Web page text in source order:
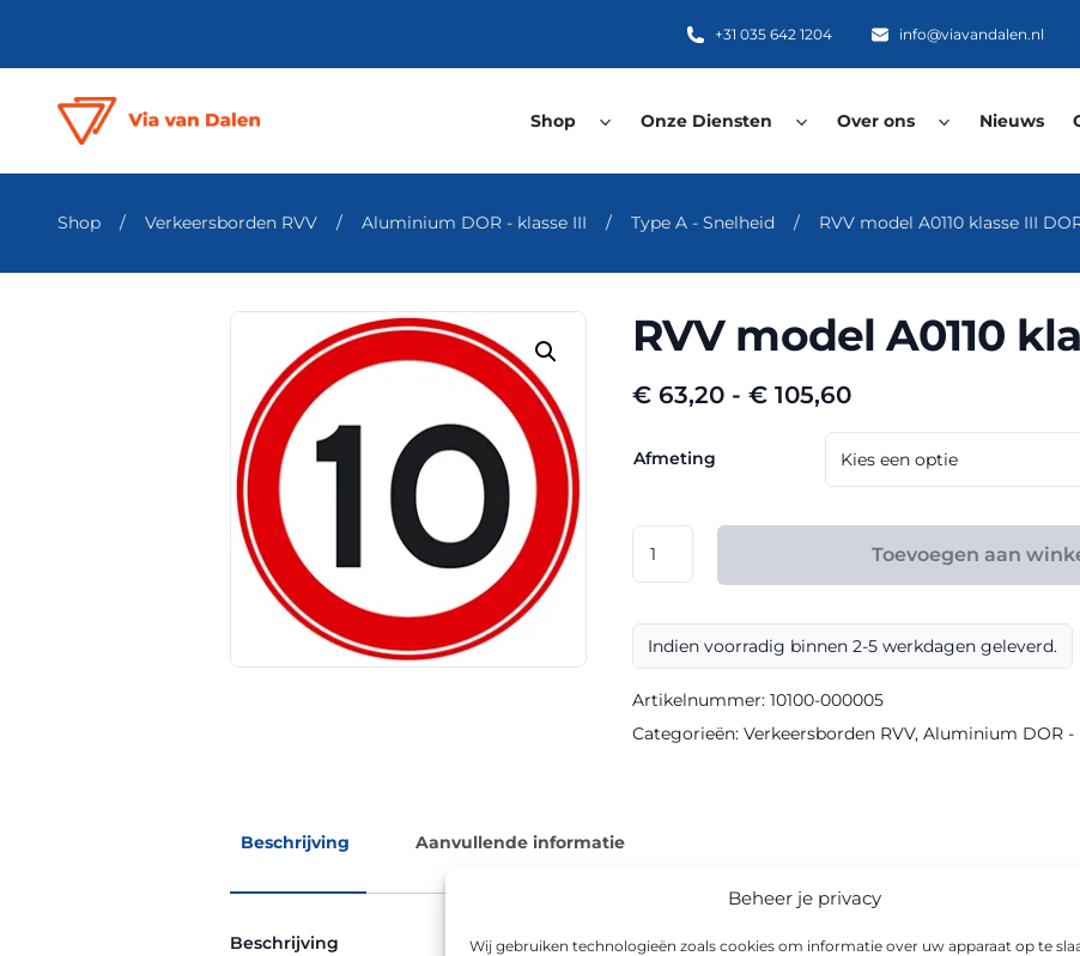
Beheer je privacy
Wij gebruiken technologieën zoals cookies om informatie over uw apparaat op te
+31 035 642 1204 info@viavandalen.nl
Shop Onze Diensten Over ons Nieuws
Shop / Verkeersborden RVV / Aluminium DOR - klasse III / Type A - Snelheid / RVV model A0110 klasse III
RVV model A0110
€ 63,20 - € 105,60Prijsklasse:
€ 63,20
tot
€ 105,60
Afmeting
model
klasse
aantal
Toevoegen aan
Indien voorradig binnen 2-5 werkdagen geleverd.
Artikelnummer: 10100-000005
Categorieën: Verkeersborden RVV, Aluminium DOR -
Beschrijving Aanvullende informatie
Beschrijving